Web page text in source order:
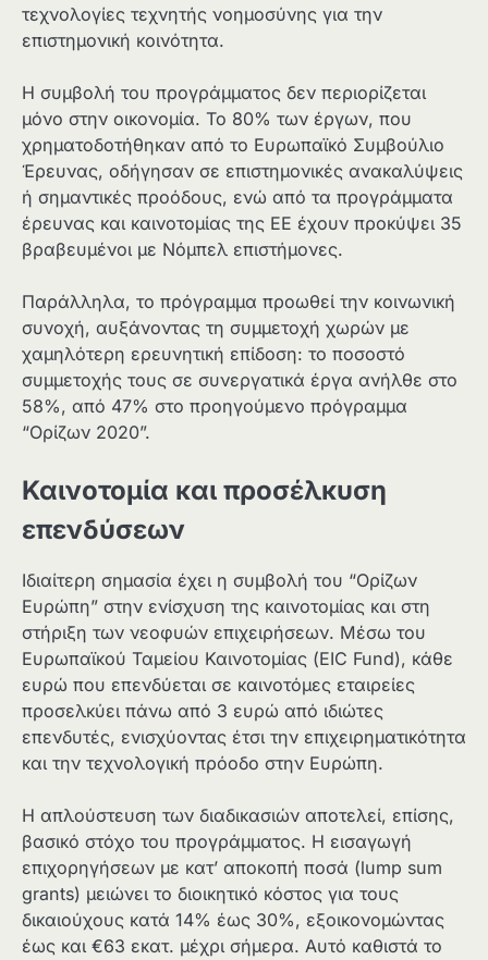
τεχνολογίες τεχνητής νοημοσύνης για την
επιστημονική κοινότητα.
Η συμβολή του προγράμματος δεν περιορίζεται
μόνο στην οικονομία. Το 80% των έργων, που
χρηματοδοτήθηκαν από το Ευρωπαϊκό Συμβούλιο
Έρευνας, οδήγησαν σε επιστημονικές ανακαλύψεις
ή σημαντικές προόδους, ενώ από τα προγράμματα
έρευνας και καινοτομίας της ΕΕ έχουν προκύψει 35
βραβευμένοι με Νόμπελ επιστήμονες.
Παράλληλα, το πρόγραμμα προωθεί την κοινωνική
συνοχή, αυξάνοντας τη συμμετοχή χωρών με
χαμηλότερη ερευνητική επίδοση: το ποσοστό
συμμετοχής τους σε συνεργατικά έργα ανήλθε στο
58%, από 47% στο προηγούμενο πρόγραμμα
“Ορίζων 2020”.
Καινοτομία και προσέλκυση
επενδύσεων
Ιδιαίτερη σημασία έχει η συμβολή του “Ορίζων
Ευρώπη” στην ενίσχυση της καινοτομίας και στη
στήριξη των νεοφυών επιχειρήσεων. Μέσω του
Ευρωπαϊκού Ταμείου Καινοτομίας (EIC Fund), κάθε
ευρώ που επενδύεται σε καινοτόμες εταιρείες
προσελκύει πάνω από 3 ευρώ από ιδιώτες
επενδυτές, ενισχύοντας έτσι την επιχειρηματικότητα
και την τεχνολογική πρόοδο στην Ευρώπη.
Η απλούστευση των διαδικασιών αποτελεί, επίσης,
βασικό στόχο του προγράμματος. Η εισαγωγή
επιχορηγήσεων με κατ’ αποκοπή ποσά (lump sum
grants) μειώνει το διοικητικό κόστος για τους
δικαιούχους κατά 14% έως 30%, εξοικονομώντας
έως και €63 εκατ. μέχρι σήμερα. Αυτό καθιστά το